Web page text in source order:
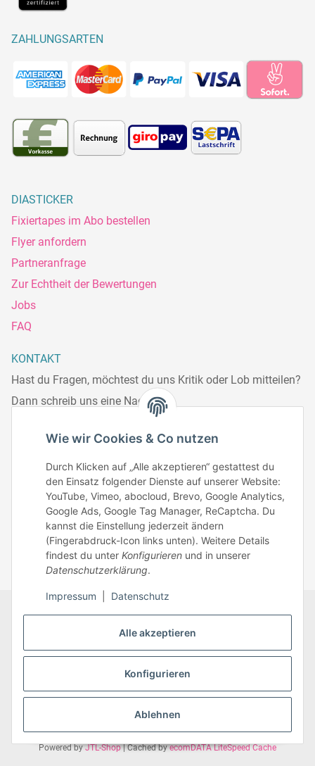
Alle akzeptieren
Konfigurieren
Ablehnen
Wie wir Cookies & Co nutzen
Durch Klicken auf „Alle akzeptieren“ gestattest du
den Einsatz folgender Dienste auf unserer Website:
YouTube, Vimeo, abocloud, Brevo, Google Analytics,
Google Ads, Google Tag Manager, ReCaptcha. Du
kannst die Einstellung jederzeit ändern
(Fingerabdruck-Icon links unten). Weitere Details
findest du unter Konfigurieren und in unserer
Datenschutzerklärung.
Impressum Datenschutz
ZAHLUNGSARTEN
DIASTICKER
Fixiertapes im Abo bestellen
Flyer anfordern
Partneranfrage
Zur Echtheit der Bewertungen
Jobs
FAQ
KONTAKT
Hast du Fragen, möchtest du uns Kritik oder Lob mitteilen?
Dann schreib uns eine Nachricht.
Telefonisch erreichst du uns:
Telefonnr.: 0951/70045771
Zum Kontakt
Datenschutz AGB
Zahlungsmöglichkeiten
Versandinformationen
Powered byJTL-Shop| Cached byecomDATA LiteSpeed Cache